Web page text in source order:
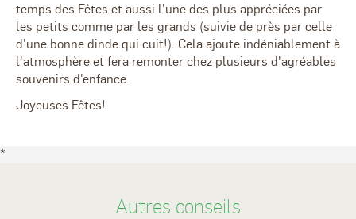
temps des Fêtes et aussi l'une des plus appréciées par
les petits comme par les grands (suivie de près par celle
d'une bonne dinde qui cuit!). Cela ajoute indéniablement à
l'atmosphère et fera remonter chez plusieurs d'agréables
souvenirs d'enfance.
Joyeuses Fêtes!
*
Autres conseils